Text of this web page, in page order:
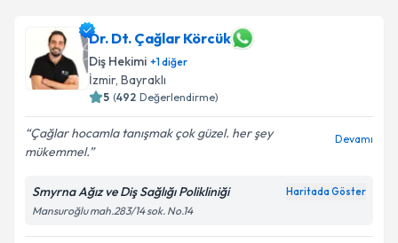
Dr. Dt. Çağlar Körcük
Diş Hekimi +1diğer
İzmir, Bayraklı
5 (492 Değerlendirme)
Çağlar hocamla tanışmak çok güzel. her şey
mükemmel.
Devamı
Smyrna Ağız ve Diş Sağlığı Polikliniği Haritada Göster
Mansuroğlu mah.283/14 sok. No.14